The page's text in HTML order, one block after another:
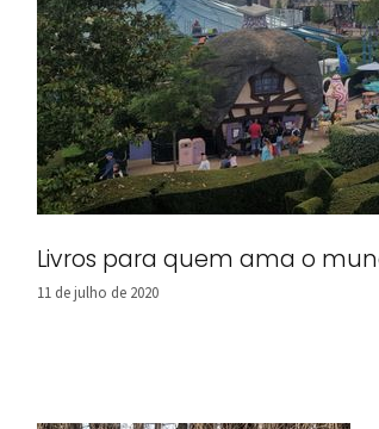
Livros para quem ama o
11 de julho de 2020